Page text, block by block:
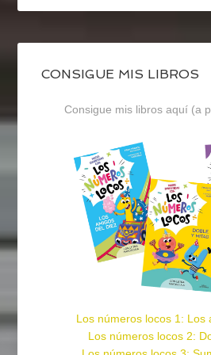
CONSIGUE MIS LIBROS
Consigue mis libros aquí (a
Los números locos 1: Los
Los números locos 2: